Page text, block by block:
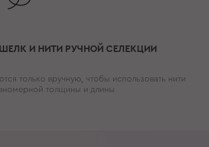
И НИТИ РУЧНОЙ СЕЛЕКЦИИ
только вручную, чтобы использовать нити
толщины и длины